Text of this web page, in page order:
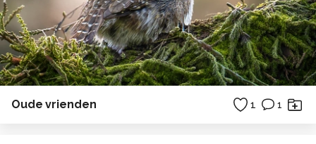
Oude vrienden 1 1